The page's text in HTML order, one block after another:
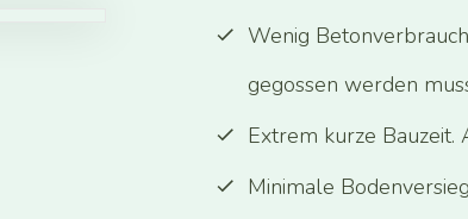
Wenig
gegossen werden
Extrem kurze
Minimale